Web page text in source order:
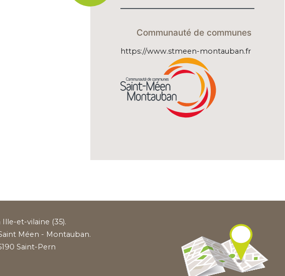
Communauté de communes
https://www.stmeen-montauban.fr
et-vilaine (35).
Méen - Montauban.
Saint-Pern